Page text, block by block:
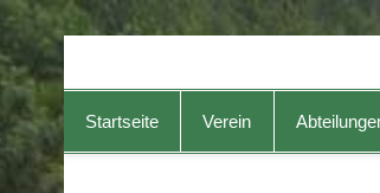
TG-Geislingen
Startseite Verein